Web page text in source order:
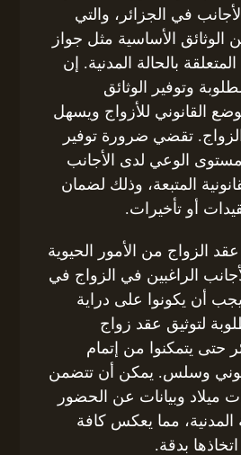
في الجزائر، والتي
الأساسية مثل جواز
بالحالة المدنية. إن
وتوفير الوثائق
القانوني للأزواج ويسهل
تقضي ضرورة توفير
مستوى الوعي لدى الأجانب
المتبعة، وذلك لضمان
أو تأخيرات.
الزواج من الأمور الحيوية
الراغبين في الزواج في
يجب أن يكونوا على دراية
لتوثيق عقد زواج
حتى يتمكنوا من إتمام
وسلس. يمكن أن تتضمن
ميلاد وبيانات عن الحضور
مما يعكس كافة
بدقة.